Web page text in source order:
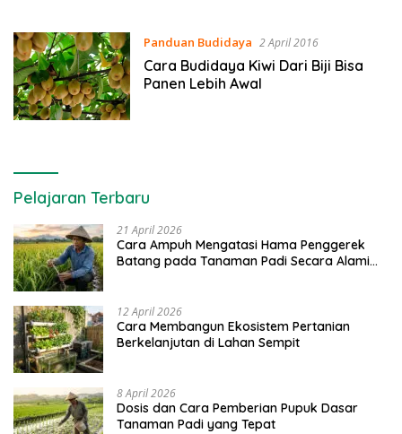
Panduan Budidaya 2 April 2016
Cara Budidaya Kiwi Dari Biji Bisa
Panen Lebih Awal
Pelajaran Terbaru
21 April 2026
Cara Ampuh Mengatasi Hama Penggerek
Batang pada Tanaman Padi Secara Alami
12 April 2026
Cara Membangun Ekosistem Pertanian
Berkelanjutan di Lahan Sempit
8 April 2026
Dosis dan Cara Pemberian Pupuk Dasar
Tanaman Padi yang Tepat